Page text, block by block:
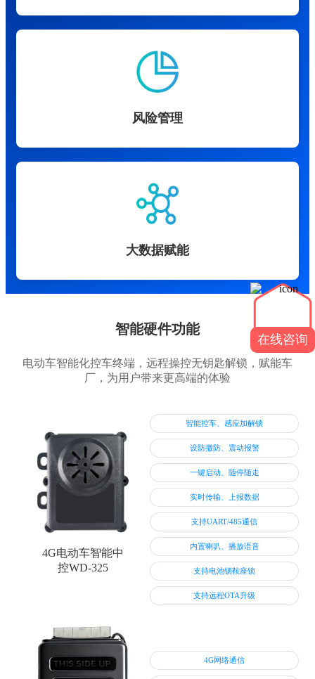
风险管理
大数据赋能
智能硬件功能
电动车智能化控车终端，远程操控无钥匙解锁，赋能车
厂，为用户带来更高端的体验
4G电动车智能中
控WD-325
智能控车、感应加解锁
设防撤防、震动报警
一键启动、随停随走
实时传输、上报数据
支持UART/485通信
内置喇叭、播放语音
支持电池锁鞍座锁
支持远程OTA升级
4G网络通信
在线咨询